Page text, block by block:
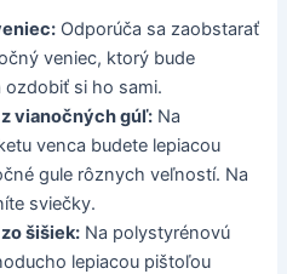
Odporúča sa zaobstarať
veniec, ktorý bude
ozdobiť si ho sami.
vianočných gúľ: Na
venca budete lepiacou
gule rôznych veľností. Na
sviečky.
šišiek: Na polystyrénovú
lepiacou pištoľou